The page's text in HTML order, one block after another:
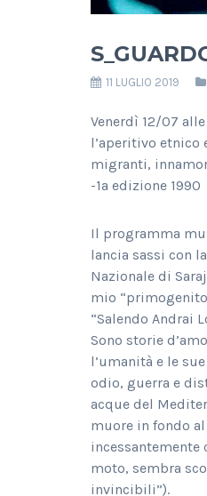
11 LUGLIO 2019
Venerdì 12/07
l’aperitivo etnico
migranti,
-1a edizione 1990
Il programma
lancia sassi con
Nazionale di
mio
“Salendo Andrai
Sono storie
l’umanità e le
odio, guerra e
acque del
muore in fondo
incessantemente
moto, sembra
invincibili”).